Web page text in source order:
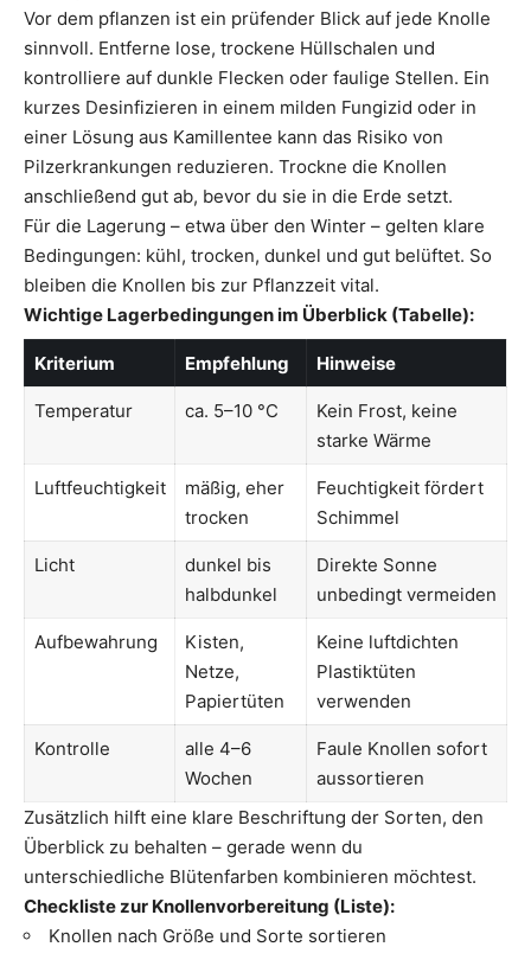
Vor dem pflanzen ist ein prüfender Blick auf jede Knolle
sinnvoll. Entferne lose, trockene Hüllschalen und
kontrolliere auf dunkle Flecken oder faulige Stellen. Ein
kurzes Desinfizieren in einem milden Fungizid oder in
einer Lösung aus Kamillentee kann das Risiko von
Pilzerkrankungen reduzieren. Trockne die Knollen
anschließend gut ab, bevor du sie in die Erde setzt.
Für die Lagerung – etwa über den Winter – gelten klare
Bedingungen: kühl, trocken, dunkel und gut belüftet. So
bleiben die Knollen bis zur Pflanzzeit vital.
Wichtige Lagerbedingungen im Überblick (Tabelle):
Kriterium Empfehlung Hinweise
Temperatur ca. 5–10 °C
Kein Frost, keine
starke Wärme
Luftfeuchtigkeit
mäßig, eher
trocken
Feuchtigkeit fördert
Schimmel
Licht
dunkel bis
halbdunkel
Direkte Sonne
unbedingt vermeiden
Aufbewahrung
Kisten,
Netze,
Papiertüten
Keine luftdichten
Plastiktüten
verwenden
Kontrolle
alle 4–6
Wochen
Faule Knollen sofort
aussortieren
Zusätzlich hilft eine klare Beschriftung der Sorten, den
Überblick zu behalten – gerade wenn du
unterschiedliche Blütenfarben kombinieren möchtest.
Checkliste zur Knollenvorbereitung (Liste):
Knollen nach Größe und Sorte sortieren